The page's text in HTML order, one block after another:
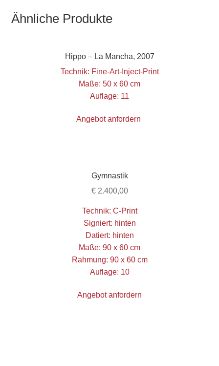
Ähnliche Produkte
Hippo – La Mancha, 2007
Technik: Fine-Art-Inject-Print
Maße: 50 x 60 cm
Auflage: 11
Angebot anfordern
Gymnastik
€2.400,00
Technik: C-Print
Signiert: hinten
Datiert: hinten
Maße: 90 x 60 cm
Rahmung: 90 x 60 cm
Auflage: 10
Angebot anfordern